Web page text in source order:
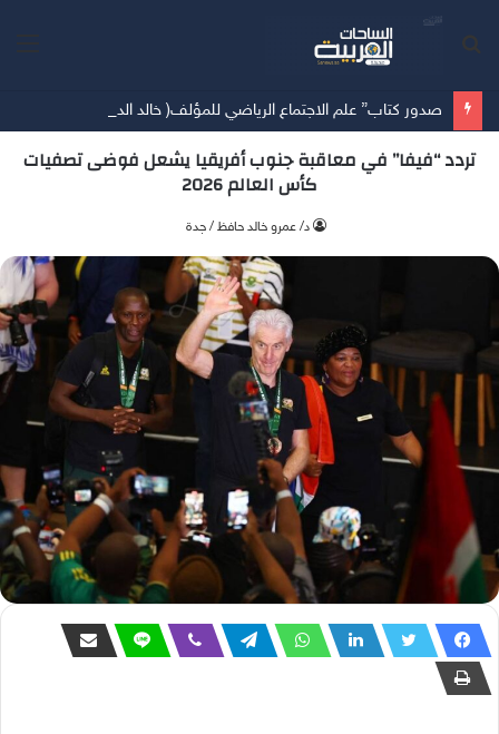
صدور كتاب” علم الاجتماع الرياضي للمؤلف( خالد الدوس)
تردد “فيفا” في معاقبة جنوب أفريقيا يشعل فوضى تصفيات
كأس العالم 2026
د/ عمرو خالد حافظ / جدة